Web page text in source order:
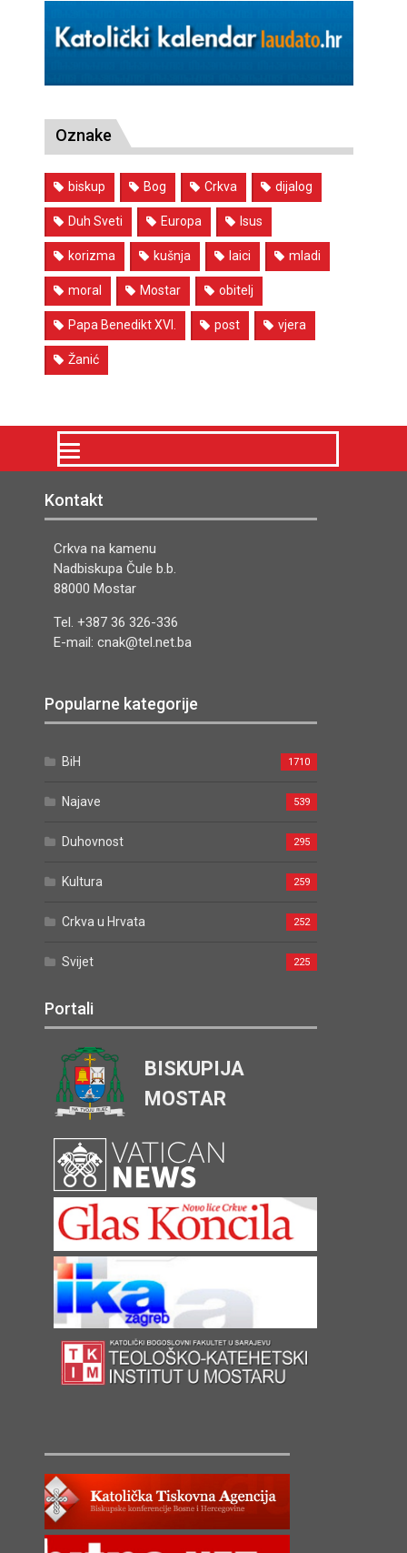
Oznake
biskup Bog Crkva dijalog
Duh Sveti Europa Isus
korizma kušnja laici mladi
moral Mostar obitelj
Papa Benedikt XVI. post vjera
Žanić
Kontakt
Crkva na kamenu
Nadbiskupa Čule b.b.
88000 Mostar
Tel. +387 36 326-336
E-mail: cnak@tel.net.ba
Popularne kategorije
BiH 1710
Najave 539
Duhovnost 295
Kultura 259
Crkva u Hrvata 252
Svijet 225
Portali
BISKUPIJA
MOSTAR